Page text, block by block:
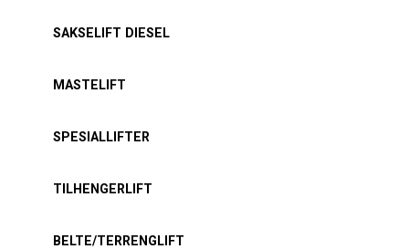
SAKSELIFT DIESEL
MASTELIFT
SPESIALLIFTER
TILHENGERLIFT
BELTE/TERRENGLIFT